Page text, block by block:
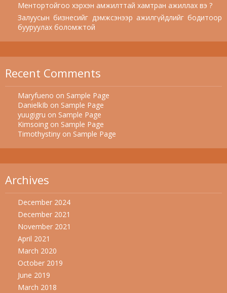
Ментортойгоо хэрхэн амжилттай хамтран ажиллах вэ ?
Залуусын бизнесийг дэмжсэнээр ажилгүйдлийг бодитоор
бууруулах боломжтой
Recent Comments
Maryfueno on Sample Page
DanielkIb on Sample Page
yuugigru on Sample Page
Kimsoing on Sample Page
Timothystiny on Sample Page
Archives
December 2024
December 2021
November 2021
April 2021
March 2020
October 2019
June 2019
March 2018